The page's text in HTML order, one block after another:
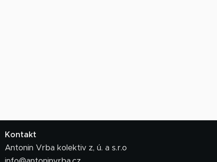
Kontakt
Antonin Vrba kolektiv z, ú. a s.r.o